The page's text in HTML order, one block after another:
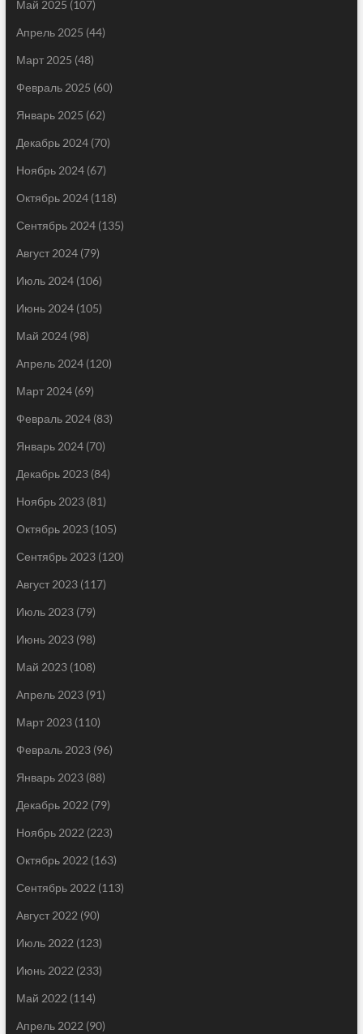
Май 2025 (107)
Апрель 2025 (44)
Март 2025 (48)
Февраль 2025 (60)
Январь 2025 (62)
Декабрь 2024(70)
Ноябрь 2024(67)
Октябрь 2024(118)
Сентябрь 2024(135)
Август 2024(79)
Июль 2024(106)
Июнь 2024(105)
Май 2024(98)
Апрель 2024(120)
Март 2024(69)
Февраль 2024(83)
Январь 2024(70)
Декабрь 2023(84)
Ноябрь 2023(81)
Октябрь 2023(105)
Сентябрь 2023(120)
Август 2023(117)
Июль 2023(79)
Июнь 2023(98)
Май 2023(108)
Апрель 2023(91)
Март 2023(110)
Февраль 2023(96)
Январь 2023(88)
Декабрь 2022 (79)
Ноябрь 2022 (223)
Октябрь 2022 (163)
Сентябрь 2022 (113)
Август 2022 (90)
Июль 2022 (123)
Июнь 2022 (233)
Май 2022 (114)
Апрель 2022 (90)